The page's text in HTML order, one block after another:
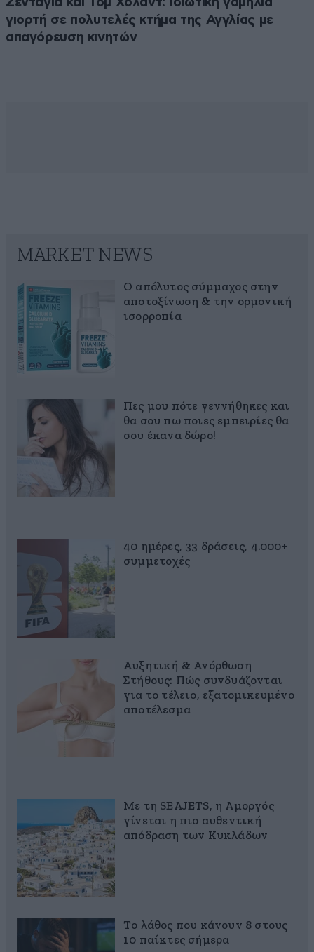
Ζεντάγια και Τομ Χόλαντ: Ιδιωτική γαμήλια
γιορτή σε πολυτελές κτήμα της Αγγλίας με
απαγόρευση κινητών
MARKET NEWS
Ο απόλυτος σύμμαχος στην
αποτοξίνωση & την ορμονική
ισορροπία
Πες μου πότε γεννήθηκες και
θα σου πω ποιες εμπειρίες θα
σου έκανα δώρο!
40 ημέρες, 33 δράσεις, 4.000+
συμμετοχές
Αυξητική & Ανόρθωση
Στήθους: Πώς συνδυάζονται
για το τέλειο, εξατομικευμένο
αποτέλεσμα
Με τη SEAJETS, η Αμοργός
γίνεται η πιο αυθεντική
απόδραση των Κυκλάδων
Το λάθος που κάνουν 8 στους
10 παίκτες σήμερα